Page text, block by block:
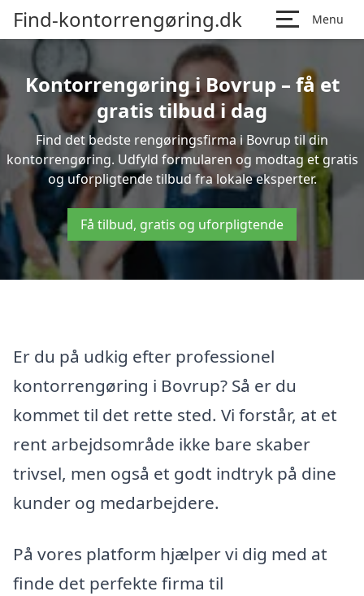
Find-kontorrengøring.dk Menu
Kontorrengøring i Bovrup – få et
gratis tilbud i dag
Find det bedste rengøringsfirma i Bovrup til din
kontorrengøring. Udfyld formularen og modtag et gratis
og uforpligtende tilbud fra lokale eksperter.
Få tilbud, gratis og uforpligtende
Er du på udkig efter professionel
kontorrengøring i Bovrup? Så er du
kommet til det rette sted. Vi forstår, at et
rent arbejdsområde ikke bare skaber
trivsel, men også et godt indtryk på dine
kunder og medarbejdere.
På vores platform hjælper vi dig med at
finde det perfekte firma til